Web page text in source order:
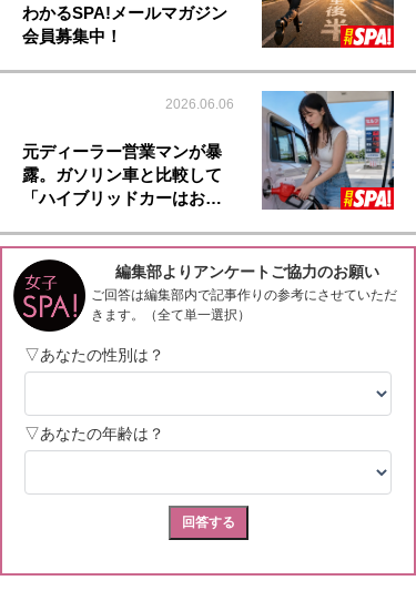
わかるSPA!メールマガジン
会員募集中！
2026.06.06
元ディーラー営業マンが暴
露。ガソリン車と比較して
「ハイブリッドカーはお…